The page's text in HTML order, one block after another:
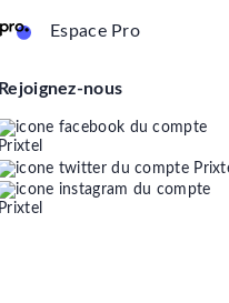
Espace Pro
Rejoignez-nous